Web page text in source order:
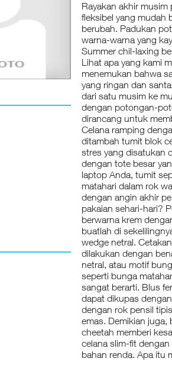
Rayakan akhir
fleksibel yang mudah
berubah. Padukan
warna-warna yang
Summer chil-laxing
Lihat apa yang kami
menemukan bahwa
yang ringan dan
dari satu musim ke
dengan potongan-
dirancang untuk
Celana ramping
ditambah tumit blok
stres yang disatukan
dengan tote besar
laptop Anda, tumit
matahari dalam rok
dengan angin akhir
pakaian sehari-hari?
berwarna krem
buatlah di
wedge netral.
dilakukan dengan
netral, atau motif
seperti bunga
sangat berarti. Blus
dapat dikupas
dengan rok pensil
emas. Demikian juga,
cheetah memberi
celana slim-fit
bahan renda. Apa itu